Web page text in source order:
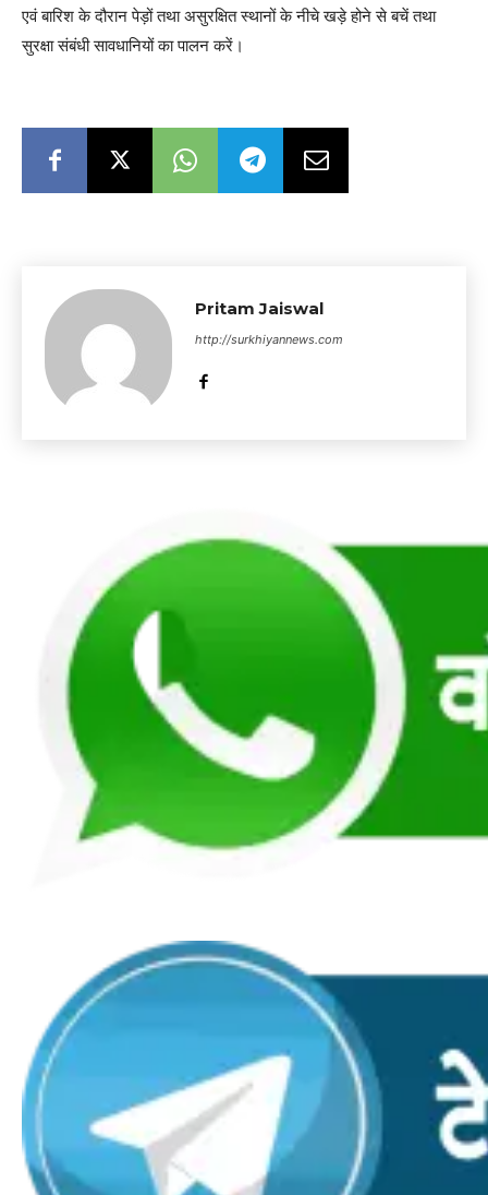
एवं बारिश के दौरान पेड़ों तथा असुरक्षित स्थानों के नीचे खड़े होने से बचें तथा
सुरक्षा संबंधी सावधानियों का पालन करें।
Pritam Jaiswal
http://surkhiyannews.com